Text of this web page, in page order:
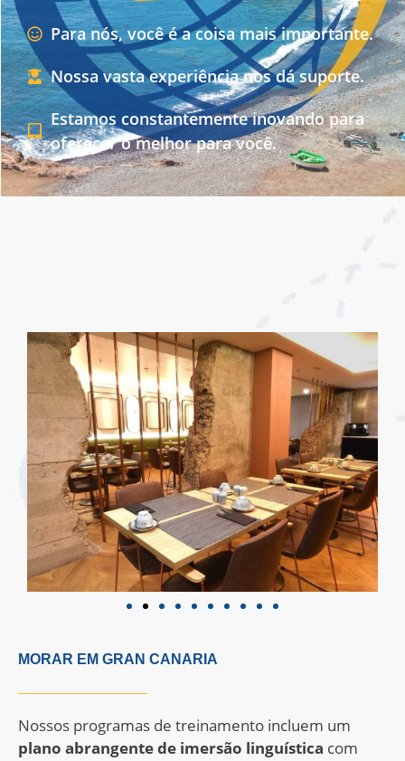
Para nós, você é a coisa mais importante.
Nossa vasta experiência nos dá suporte.
Estamos constantemente inovando para
oferecer o melhor para você.
MORAR EM GRAN CANARIA
Nossos programas de treinamento incluem um
plano abrangente de imersão linguística com